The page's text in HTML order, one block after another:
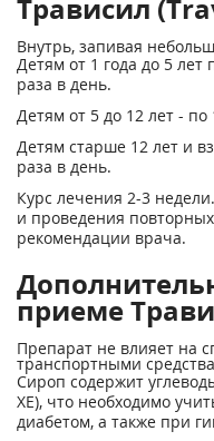
Трависил
Внутрь, запивая
Детям от 1 года до 5
раза в день.
Детям от 5 до 12 лет -
Детям старше 12 лет и
раза в день.
Курс лечения 2-3
и проведения
рекомендации врача.
приеме
Препарат не влияет на
транспортными
Сироп содержит
ХЕ), что необходимо
диабетом, а также при